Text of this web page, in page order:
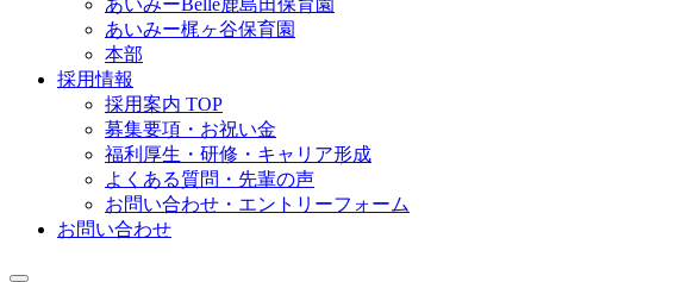
あいみー梶ヶ谷保育園
本部
採用情報
採用案内 TOP
募集要項・お祝い金
福利厚生・研修・キャリア形成
よくある質問・先輩の声
お問い合わせ・エントリーフォーム
お問い合わせ